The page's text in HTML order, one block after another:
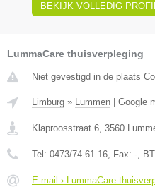
BEKIJK VOLLEDIG
LummaCare thuisverpleging
Niet gevestigd in de plaats
Limburg » Lummen Google
Klaproosstraat 6, 3560
Tel: 0473/74.61.16, Fax: -,
E-mail › LummaCare